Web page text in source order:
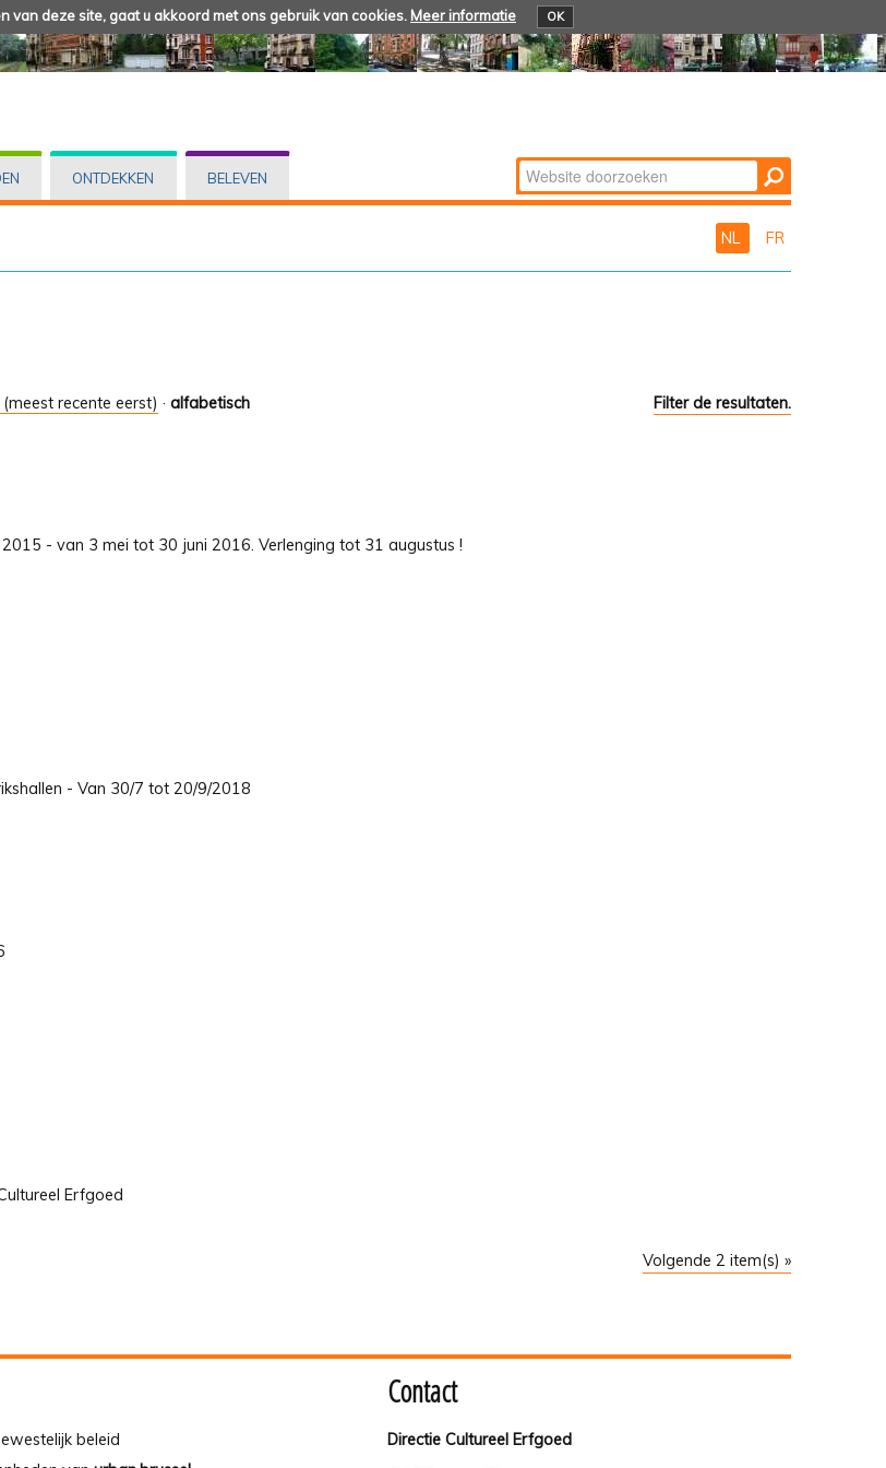
deze site, gaat u akkoord met ons gebruik van cookies. Meer informatie OK
ONTDEKKEN BELEVEN Zoek
Geavanceerd
NL FR
Filter de resultaten.
recente eerst) · alfabetisch
- van 3 mei tot 30 juni 2016. Verlenging tot 31 augustus !
- Van 30/7 tot 20/9/2018
Erfgoed
Volgende 2 item(s) »
beleid
Contact
Directie Cultureel Erfgoed